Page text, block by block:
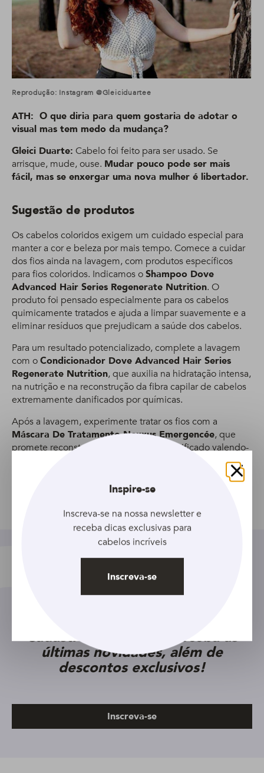
Reprodução: Instagram @gleiciduartee
ATH: O que diria para quem gostaria de adotar o
visual mas tem medo da mudança?
Gleici Duarte: Cabelo foi feito para ser usado. Se
arrisque, mude, ouse. Mudar pouco pode ser mais
fácil, mas se enxergar uma nova mulher é libertador.
Sugestão de produtos
Os cabelos coloridos exigem um cuidado especial para
manter a cor e beleza por mais tempo. Comece a cuidar
dos fios ainda na lavagem, com produtos específicos
para fios coloridos. Indicamos oShampoo Dove
Advanced Hair Series Regenerate Nutrition. O
produto foi pensado especialmente para os cabelos
quimicamente tratados e ajuda a limpar suavemente e a
eliminar resíduos que prejudicam a saúde dos cabelos.
Para um resultado potencializado, complete a lavagem
com oCondicionador Dove Advanced Hair Series
Regenerate Nutrition, que auxilia na hidratação intensa,
na nutrição e na reconstrução da fibra capilar de cabelos
extremamente danificados por químicas.
Após a lavagem, experimente tratar os fios com a
Máscara De Tratamento Nexxus Emergencée, que
promete reconstruir o cabelo fraco e danificado valendo-
se de uma intensa fórmula que pode ajudar a reduzir a
Cadastre seu e-mail e receba as
últimas novidades, além de
descontos exclusivos!
Inscreva-se
Fechar
Inspire-se
Inscreva-se na nossa newsletter e
receba dicas exclusivas para
cabelos incríveis
Inscreva-se